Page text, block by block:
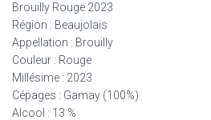
Brouilly Rouge 2023
Région : Beaujolais
Appellation : Brouilly
Couleur : Rouge
Millésime : 2023
Cépages : Gamay (100%)
Alcool : 13 %